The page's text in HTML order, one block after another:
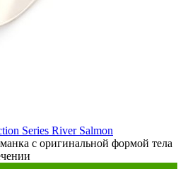
Series River Salmon
с оригинальной формой тела